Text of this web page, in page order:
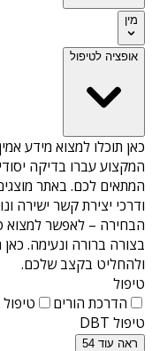
מין
אופציה לטיפול
כאן תוכלו למצוא מידע
המקצוע עברו בדיקה
המתאים לכם. באתר
ודרכי יצירת קשר ישירה
הבחירה – לאפשר למצוא
בצורה ברורה ונעימה.
ולהחליט בקצב שלכם.
טיפול
הדרכת הורים
טיפול ACT
טיפול DBT
ראה עוד 54